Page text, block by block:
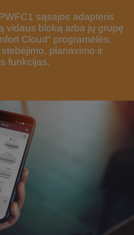
sąsajos adapteris
vidaus bloką arba jų grupę
Cloud“ programėlės,
planavimo ir
funkcijas.